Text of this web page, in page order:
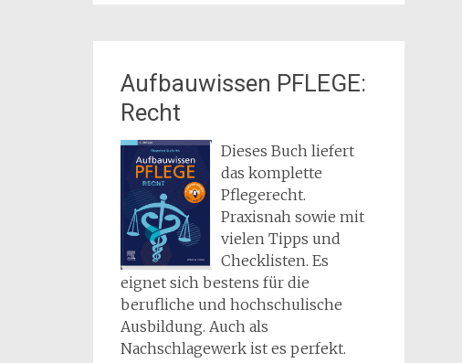
Aufbauwissen PFLEGE:
Recht
Dieses Buch liefert
das komplette
Pflegerecht.
Praxisnah sowie mit
vielen Tipps und
Checklisten. Es
eignet sich bestens für die
berufliche und hochschulische
Ausbildung. Auch als
Nachschlagewerk ist es perfekt.